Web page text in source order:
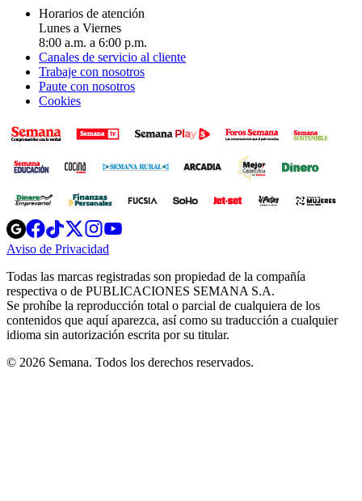
Horarios de atención
Lunes a Viernes
8:00 a.m. a 6:00 p.m.
Canales de servicio al cliente
Trabaje con nosotros
Paute con nosotros
Cookies
Opens
in
new
Opens
in
new
Opens
in
new
window
Opens
new
windowwindow
Aviso de Privacidad
new
window
Todas las marcas registradas son propiedad de la compañía
respectiva o de PUBLICACIONES SEMANA S.A.
Se prohíbe la reproducción total o parcial de cualquiera de los
contenidos que aquí aparezca, así como su traducción a cualquier
idioma sin autorización escrita por su titular.
© 2026 Semana. Todos los derechos reservados.